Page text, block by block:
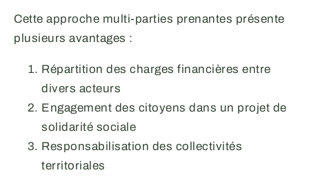
Cette approche multi-parties prenantes présente
plusieurs avantages :
Répartition des charges financières entre
divers acteurs
Engagement des citoyens dans un projet de
solidarité sociale
Responsabilisation des collectivités
territoriales